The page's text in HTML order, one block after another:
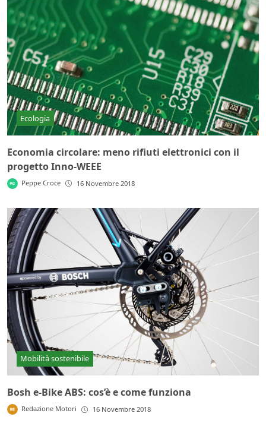
Ecologia
Economia circolare: meno rifiuti elettronici con il
progetto Inno-WEEE
Peppe Croce 16 Novembre 2018
Mobilità sostenibile
Bosh e-Bike ABS: cos’è e come funziona
Redazione Motori 16 Novembre 2018